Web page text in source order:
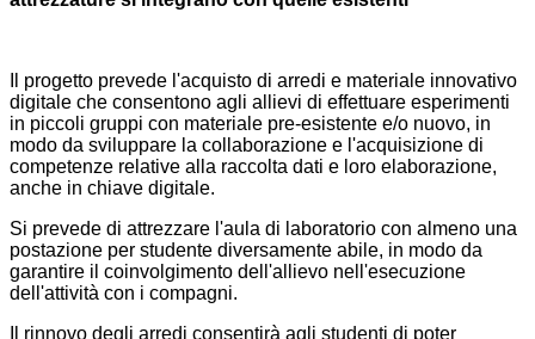
Il progetto prevede l'acquisto di arredi e materiale innovativo
digitale che consentono agli allievi di effettuare esperimenti
in piccoli gruppi con materiale pre-esistente e/o nuovo, in
modo da sviluppare la collaborazione e l'acquisizione di
competenze relative alla raccolta dati e loro elaborazione,
anche in chiave digitale.
Si prevede di attrezzare l'aula di laboratorio con almeno una
postazione per studente diversamente abile, in modo da
garantire il coinvolgimento dell'allievo nell'esecuzione
dell'attività con i compagni.
Il rinnovo degli arredi consentirà agli studenti di poter